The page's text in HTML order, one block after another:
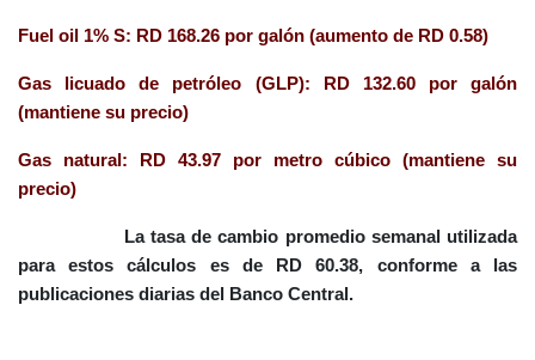
Fuel oil 1% S: RD 168.26 por galón (aumento de RD 0.58)
Gas licuado de petróleo (GLP): RD 132.60 por galón
(mantiene su precio)
Gas natural: RD 43.97 por metro cúbico (mantiene su
precio)
La tasa de cambio promedio semanal utilizada
para estos cálculos es de RD 60.38, conforme a las
publicaciones diarias del Banco Central.